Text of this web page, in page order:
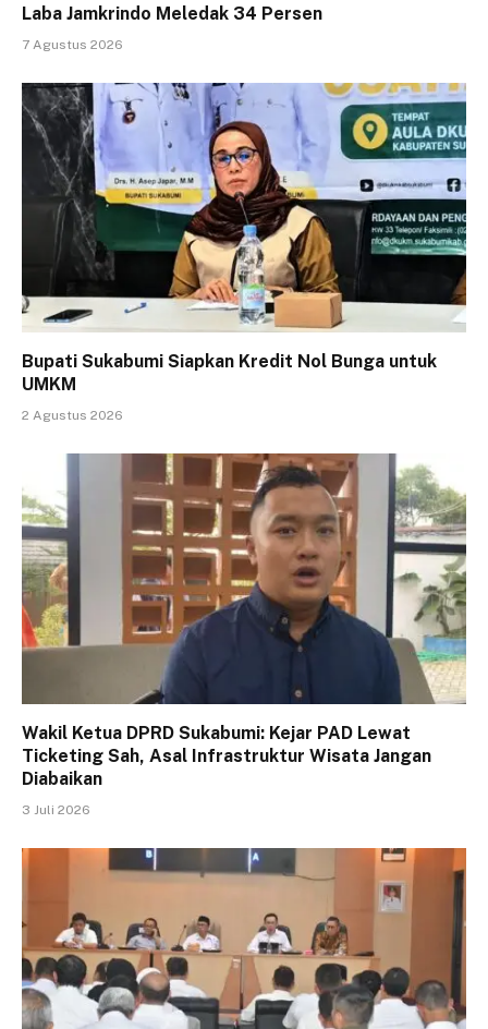
Laba Jamkrindo Meledak 34 Persen
7 Agustus 2026
Bupati Sukabumi Siapkan Kredit Nol Bunga untuk
UMKM
2 Agustus 2026
Wakil Ketua DPRD Sukabumi: Kejar PAD Lewat
Ticketing Sah, Asal Infrastruktur Wisata Jangan
Diabaikan
3 Juli 2026